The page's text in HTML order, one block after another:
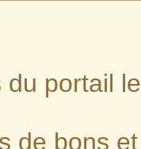
portail
de bons